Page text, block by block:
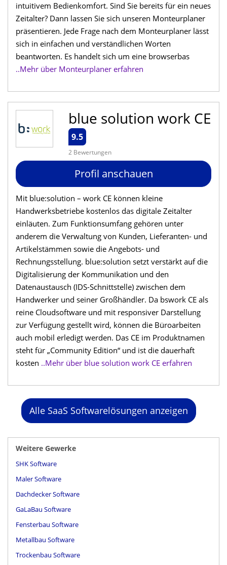
intuitivem Bedienkomfort. Sind Sie bereits für ein neues
Zeitalter? Dann lassen Sie sich unseren Monteurplaner
präsentieren. Jede Frage nach dem Monteurplaner lässt
sich in einfachen und verständlichen Worten
beantworten. Es handelt sich um eine browserbas
..Mehr über Monteurplaner erfahren
blue solution work CE
9.5
2 Bewertungen
Profil anschauen
Mit blue:solution – work CE können kleine
Handwerksbetriebe kostenlos das digitale Zeitalter
einläuten. Zum Funktionsumfang gehören unter
anderem die Verwaltung von Kunden, Lieferanten- und
Artikelstämmen sowie die Angebots- und
Rechnungsstellung. blue:solution setzt verstärkt auf die
Digitalisierung der Kommunikation und den
Datenaustausch (IDS-Schnittstelle) zwischen dem
Handwerker und seiner Großhändler. Da bswork CE als
reine Cloudsoftware und mit responsiver Darstellung
zur Verfügung gestellt wird, können die Büroarbeiten
auch mobil erledigt werden. Das CE im Produktnamen
steht für „Community Edition“ und ist die dauerhaft
kosten ..Mehr über blue solution work CE erfahren
Alle SaaS Softwarelösungen anzeigen
Weitere Gewerke
SHK Software
Maler Software
Dachdecker Software
GaLaBau Software
Fensterbau Software
Metallbau Software
Trockenbau Software